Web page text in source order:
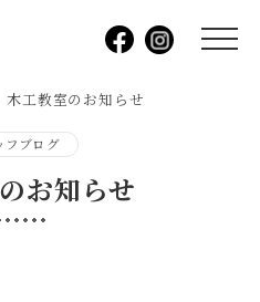
木工教室のお知らせ
フブログ
お知らせ